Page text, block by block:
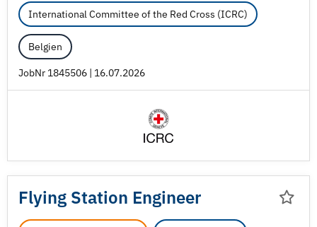
International Committee of the Red Cross (ICRC)
Belgien
JobNr 1845506 | 16.07.2026
Flying Station Engineer